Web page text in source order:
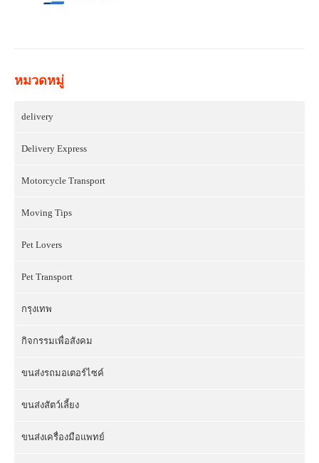
หมวดหมู่
delivery
Delivery Express
Motorcycle Transport
Moving Tips
Pet Lovers
Pet Transport
กรุงเทพ
กิจกรรมเพื่อสังคม
ขนส่งรถมอเตอร์ไซค์
ขนส่งสัตว์เลี้ยง
ขนส่งเครื่องมือแพทย์